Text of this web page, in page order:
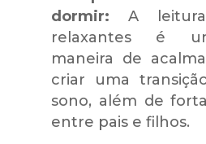
dormir: A
relaxantes é
maneira de
criar uma
sono, além de
entre pais e filhos.